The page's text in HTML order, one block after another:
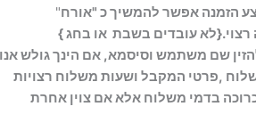
הזמנה אפשר להמשיך כ "אורח"
עובדים בשבת או בחג }
שם משתמש וסיסמא, אם הינך גולש
,פרטי המקבל ושעות משלוח רצויות
בדמי משלוח אלא אם צוין אחרת